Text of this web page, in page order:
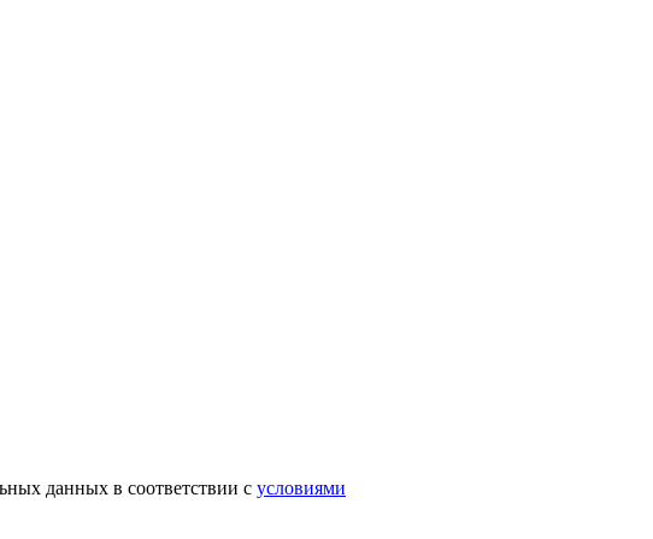
данных в соответствии с условиями